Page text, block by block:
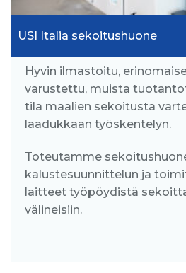
USI Italia sekoitushuone
Hyvin ilmastoitu,
varustettu, muista
tila maalien sekoitusta
laadukkaan työskentelyn.
Toteutamme
kalustesuunnittelun ja
laitteet työpöydistä
välineisiin.